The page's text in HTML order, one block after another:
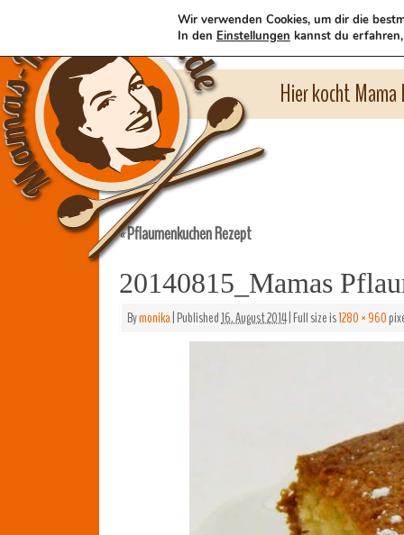
Hier kocht
«Pflaumenkuchen Rezept
20140815_Mamas
Bymonika|Published16. August 2014|Full size is1280 × 960
Wir verwenden Cookies, um dir die
In den Einstellungen kannst du